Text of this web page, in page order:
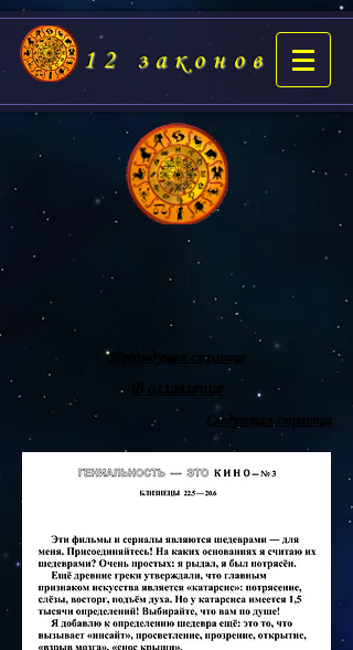
12 законов
Предыдущая страница
В оглавление
Следующая страница